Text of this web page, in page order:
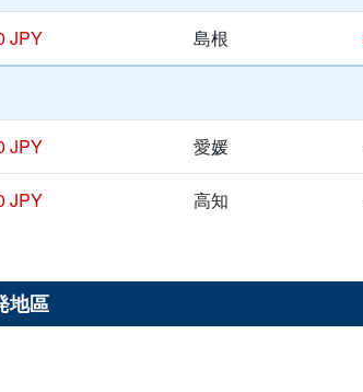
JPY 島根
JPY 愛媛
JPY 高知
地區